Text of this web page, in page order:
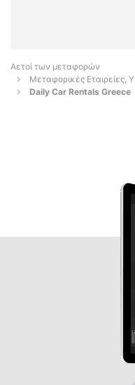
Αετοί των μεταφορών
Μεταφορικές Εταιρείες,
Daily Car Rentals Greece